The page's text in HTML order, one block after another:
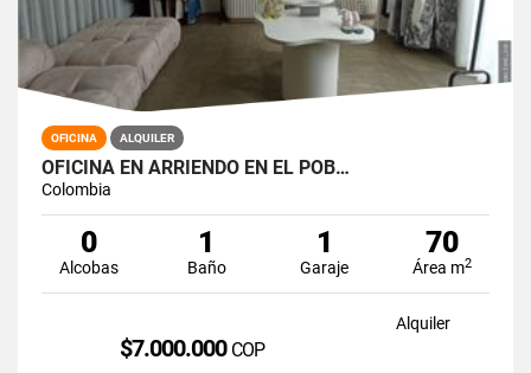
OFICINA ALQUILER
OFICINA EN ARRIENDO EN EL POB…
Colombia
0
Alcobas
1
Baño
1
Garaje
70
Área m2
Alquiler
$7.000.000 COP